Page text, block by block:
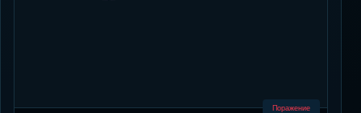
Поражение